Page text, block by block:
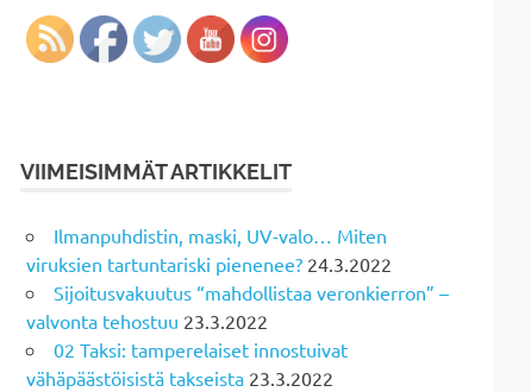
VIIMEISIMMÄT ARTIKKELIT
Ilmanpuhdistin, maski, UV-valo… Miten
viruksien tartuntariski pienenee? 24.3.2022
Sijoitusvakuutus “mahdollistaa veronkierron” –
valvonta tehostuu 23.3.2022
02 Taksi: tamperelaiset innostuivat
vähäpäästöisistä takseista 23.3.2022